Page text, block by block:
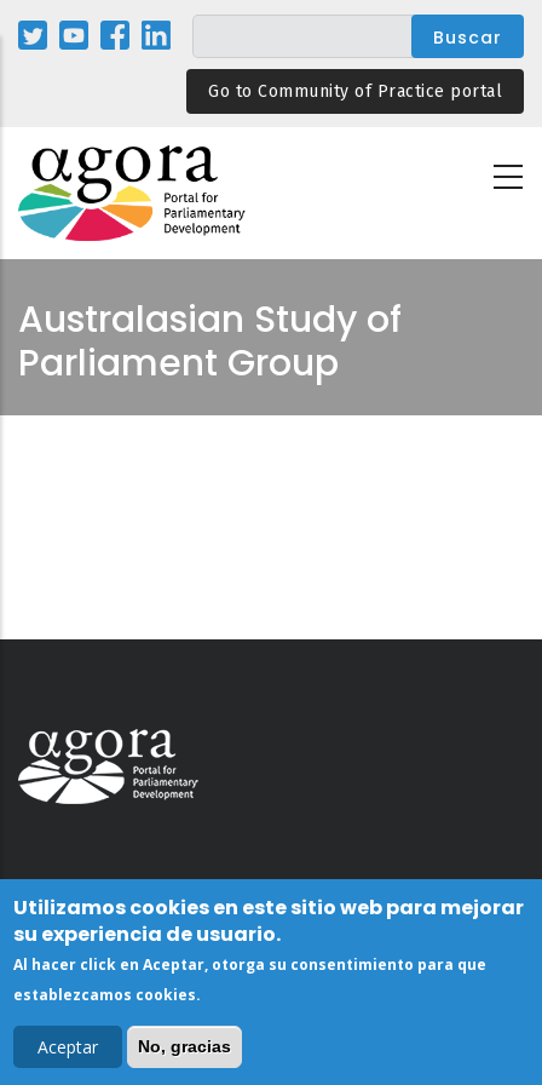
Pasar
Go to Community of Practice portal
Australasian Study of
Parliament Group
Utilizamos cookies en este sitio web para mejorar
su experiencia de usuario.
Al hacer click en Aceptar, otorga su consentimiento para que
establezcamos cookies.
Aceptar No, gracias